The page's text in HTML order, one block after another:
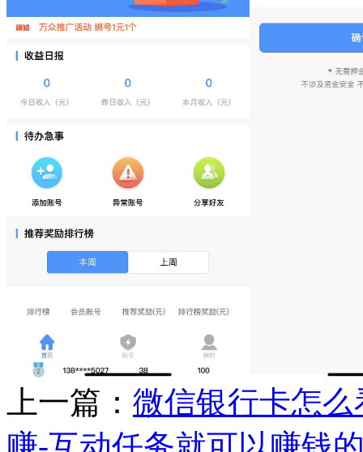
上一篇： 微信银行卡怎